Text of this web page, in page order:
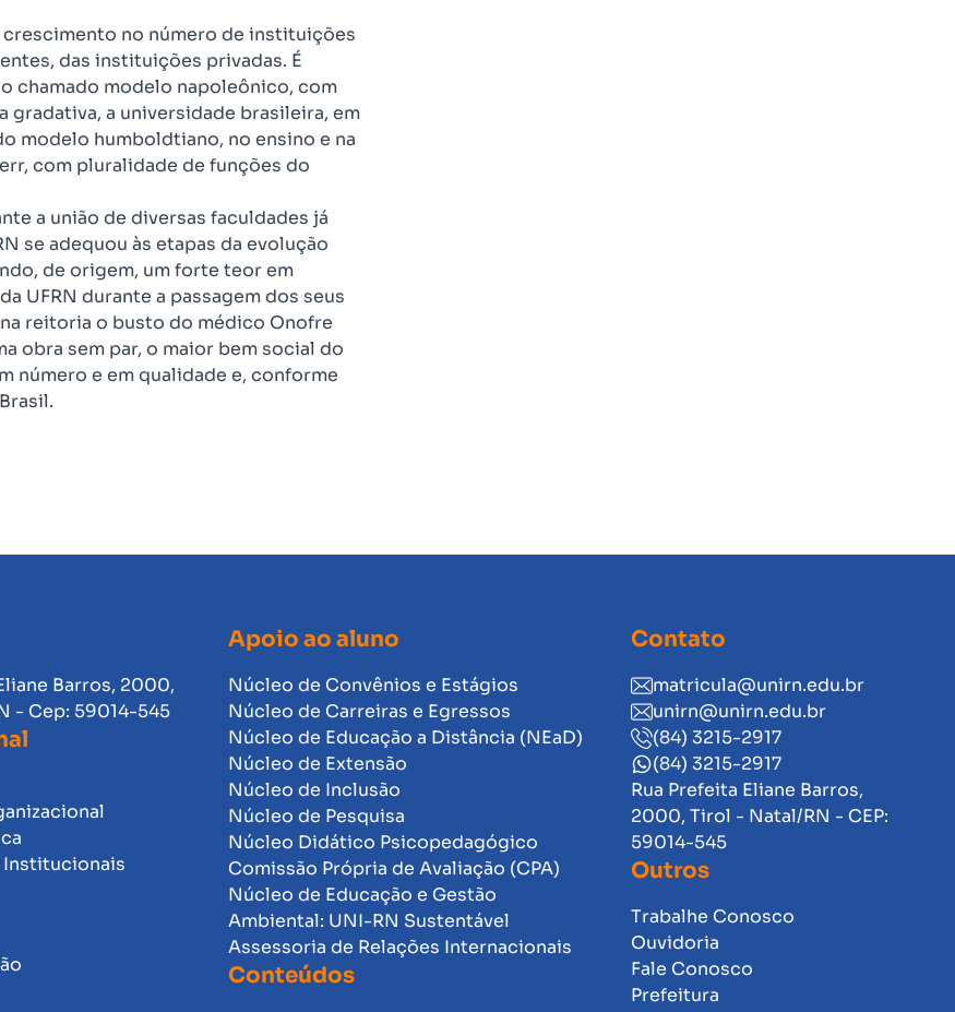
no número de instituições
das instituições privadas. É
chamado modelo napoleônico, com
a universidade brasileira, em
modelo humboldtiano, no ensino e na
com pluralidade de funções do
a união de diversas faculdades já
se adequou às etapas da evolução
de origem, um forte teor em
UFRN durante a passagem dos seus
reitoria o busto do médico Onofre
obra sem par, o maior bem social do
número e em qualidade e, conforme
Barros, 2000,
- Cep: 59014-545
Apoio ao aluno
Núcleo de Convênios e Estágios
Núcleo de Carreiras e Egressos
Núcleo de Educação a Distância (NEaD)
Núcleo de Extensão
Núcleo de Inclusão
Núcleo de Pesquisa
Núcleo Didático Psicopedagógico
Comissão Própria de Avaliação (CPA)
Núcleo de Educação e Gestão
Ambiental: UNI-RN Sustentável
Assessoria de Relações Internacionais
Conteúdos
Contato
matricula@unirn.edu.br
unirn@unirn.edu.br
(84) 3215-2917
(84) 3215-2917
Rua Prefeita Eliane Barros,
2000, Tirol - Natal/RN - CEP:
59014-545
Outros
Trabalhe Conosco
Ouvidoria
Fale Conosco
Prefeitura